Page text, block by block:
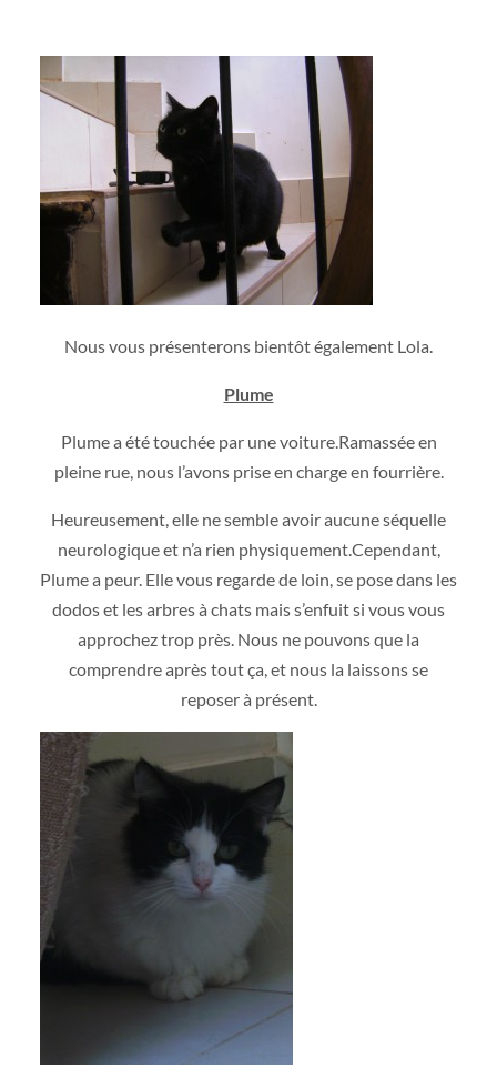
Nous vous présenterons bientôt également Lola.
Plume
Plume a été touchée par une voiture.Ramassée en
pleine rue, nous l’avons prise en charge en fourrière.
Heureusement, elle ne semble avoir aucune séquelle
neurologique et n’a rien physiquement.Cependant,
Plume a peur. Elle vous regarde de loin, se pose dans les
dodos et les arbres à chats mais s’enfuit si vous vous
approchez trop près. Nous ne pouvons que la
comprendre après tout ça, et nous la laissons se
reposer à présent.